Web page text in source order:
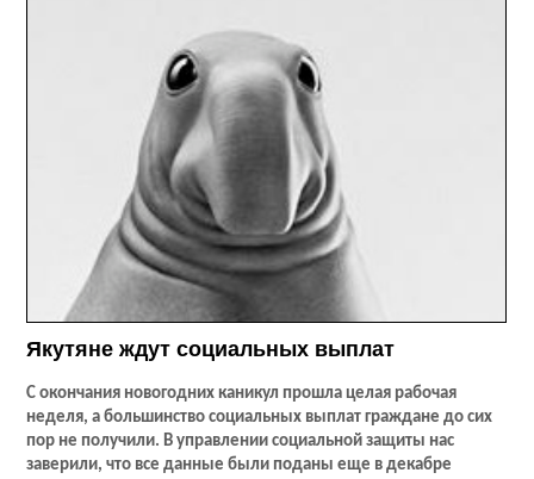
Якутяне ждут социальных выплат
С окончания новогодних каникул прошла целая рабочая
неделя, а большинство социальных выплат граждане до сих
пор не получили. В управлении социальной защиты нас
заверили, что все данные были поданы еще в декабре